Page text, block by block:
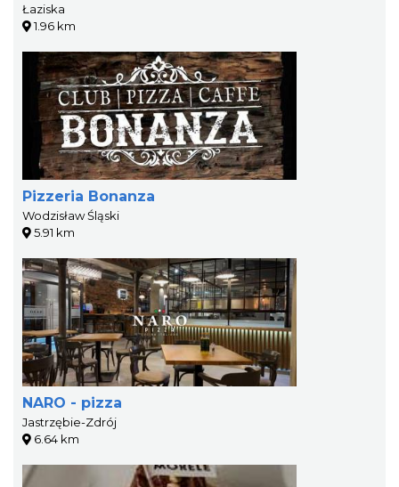
Łaziska
1.96 km
Pizzeria Bonanza
Wodzisław Śląski
5.91 km
NARO - pizza
Jastrzębie-Zdrój
6.64 km